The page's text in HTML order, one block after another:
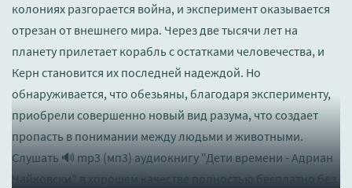
колониях разгорается война, и эксперимент оказывается
отрезан от внешнего мира. Через две тысячи лет на
планету прилетает корабль с остатками человечества, и
Керн становится их последней надеждой. Но
обнаруживается, что обезьяны, благодаря эксперименту,
приобрели совершенно новый вид разума, что создает
пропасть в понимании между людьми и животными.
Слушать 🔊 mp3 (мп3) аудиокнигу "Дети времени - Адриан
Чайковски" в хорошем качестве полностью бесплатно без